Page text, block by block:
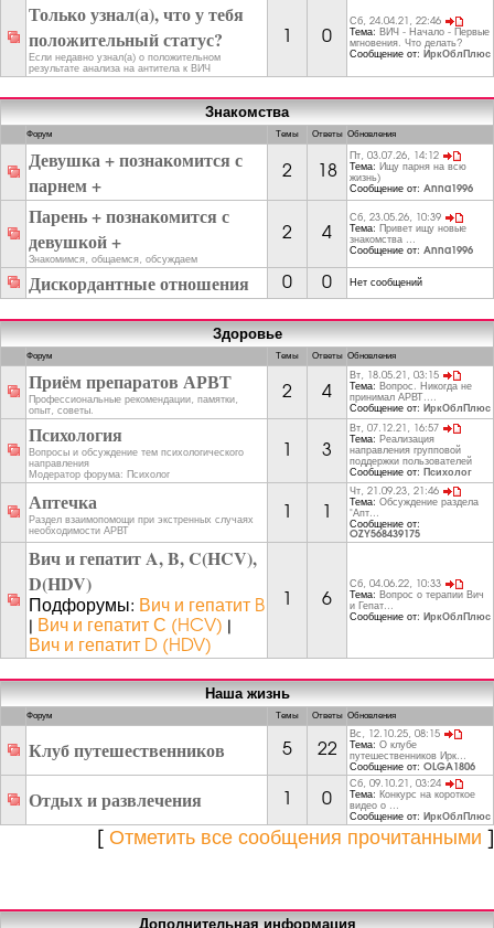
Только узнал(а), что у тебя
положительный статус?
Если недавно узнал(а) о положительном
результате анализа на антитела к ВИЧ
0
Сб, 24.04.21, 22:46
Тема: ВИЧ - Начало - Первые
мгновения. Что делать?
Сообщение от: ИркОблПлюс
Знакомства
Форум Темы Ответы Обновления
Девушка + познакомится с
парнем +
2 18
Пт, 03.07.26, 14:12
Тема: Ищу парня на всю
жизнь)
Сообщение от: Anna1996
Парень + познакомится с
девушкой +
Знакомимся, общаемся, обсуждаем
2 4
Сб, 23.05.26, 10:39
Тема:
Привет ищу новые
знакомства ...
Сообщение от: Anna1996
Дискордантные отношения 0 0 Нет сообщений
Здоровье
Форум Темы Ответы Обновления
Приём препаратов АРВТ
Профессиональные рекомендации, памятки,
опыт, советы.
2 4
Вт, 18.05.21, 03:15
Тема: Вопрос. Никогда не
принимал АРВТ....
Сообщение от: ИркОблПлюс
Психология
Вопросы и обсуждение тем психологического
направления
Модератор форума:
Психолог
3
Вт, 07.12.21, 16:57
Тема: Реализация
направления групповой
поддержки пользователей
Сообщение от:
Психолог
Аптечка
Раздел взаимопомощи при экстренных случаях
необходимости АРВТ
Чт, 21.09.23, 21:46
Тема: Обсуждение раздела
"Апт...
Сообщение от:
OZY568439175
Вич и гепатит A, B, C(HCV),
D(HDV)
Подфорумы: Вич и гепатит B
Вич и гепатит С (HCV)
Вич и гепатит D (HDV)
6
Сб, 04.06.22, 10:33
Тема: Вопрос о терапии Вич
и Гепат...
Сообщение от: ИркОблПлюс
Наша жизнь
Форум Темы Ответы Обновления
Клуб путешественников 5 22
Вс, 12.10.25, 08:15
Тема: О клубе
путешественников Ирк...
Сообщение от: OLGA1806
Отдых и развлечения 0
Сб, 09.10.21, 03:24
Тема: Конкурс на короткое
видео о ...
Сообщение от: ИркОблПлюс
Отметить все сообщения прочитанными
Дополнительная информация